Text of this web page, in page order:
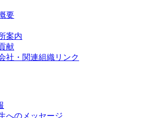
要
案内
献
社・関連組織リンク
へのメッセージ